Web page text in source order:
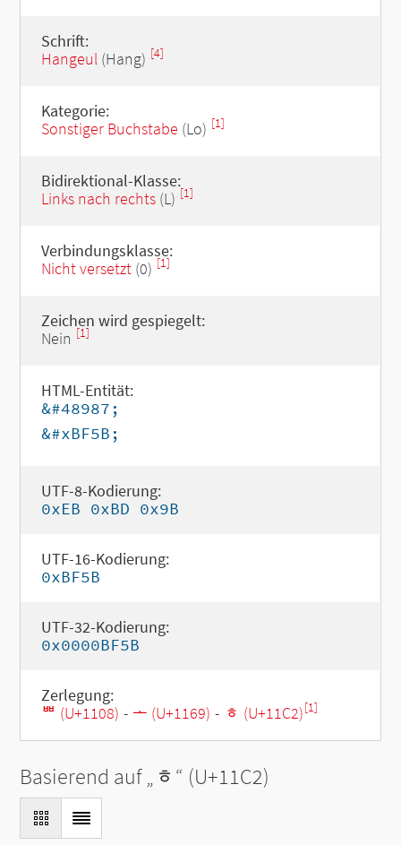
Schrift:
Hangeul(Hang) [4]
Kategorie:
Sonstiger Buchstabe (Lo) [1]
Bidirektional-Klasse:
Links nach rechts(L) [1]
Verbindungsklasse:
Nicht versetzt(0) [1]
Zeichen wird gespiegelt:
Nein [1]
HTML-Entität:
&#48987;
&#xBF5B;
UTF-8-Kodierung:
0xEB 0xBD 0x9B
UTF-16-Kodierung:
0xBF5B
UTF-32-Kodierung:
0x0000BF5B
Zerlegung:
ᄈ (U+1108) - ᅩ (U+1169) - ᇂ (U+11C2)[1]
Basierend auf „ ᇂ “ (U+11C2)